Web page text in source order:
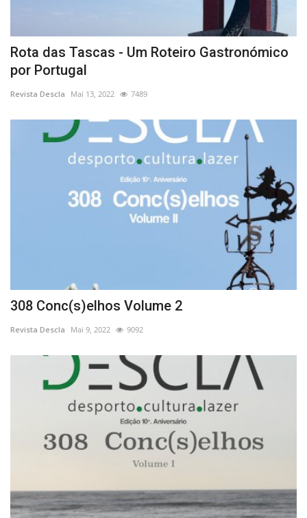
Rota das Tascas - Um Roteiro Gastronómico
por Portugal
Revista Descla Mai 13, 2022 7489
308 Conc(s)elhos Volume 2
Revista Descla Mai 9, 2022 9092